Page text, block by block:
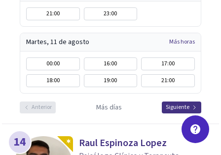
21:00 23:00
Martes, 11 de agosto Más horas
00:00 16:00
17:00
18:00
19:00 21:00
Anterior Más días Siguiente
14 Raul Espinoza Lopez